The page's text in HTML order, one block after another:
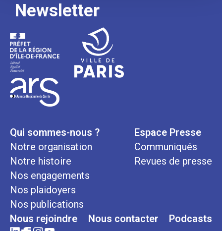
Newsletter
Qui sommes-nous ?
Notre organisation
Notre histoire
Nos engagements
Nos plaidoyers
Nos publications
Espace Presse
Communiqués
Revues de presse
Nous rejoindre Nous contacter Podcasts